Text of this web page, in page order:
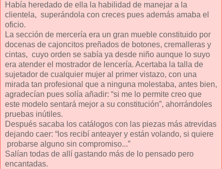
Había heredado de ella la habilidad de manejar a la
clientela, superándola con creces pues además amaba el
oficio.
La sección de mercería era un gran mueble constituido por
docenas de cajoncitos preñados de botones, cremalleras y
cintas, cuyo orden se sabía ya desde niño aunque lo suyo
era atender el mostrador de lencería. Acertaba la talla de
sujetador de cualquier mujer al primer vistazo, con una
mirada tan profesional que a ninguna molestaba, antes bien,
agradecían pues solía añadir: “si me lo permite creo que
este modelo sentará mejor a su constitución”, ahorrándoles
pruebas inútiles.
Después sacaba los catálogos con las piezas más atrevidas
dejando caer: “los recibí anteayer y están volando, si quiere
probarse alguno sin compromiso...”
Salían todas de allí gastando más de lo pensado pero
encantadas.